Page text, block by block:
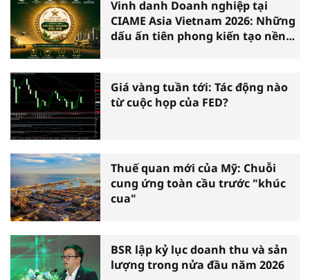
Vinh danh Doanh nghiệp tại
CIAME Asia Vietnam 2026: Những
dấu ấn tiên phong kiến tạo nền
Giá vàng tuần tới: Tác động nào
từ cuộc họp của FED?
Thuế quan mới của Mỹ: Chuỗi
cung ứng toàn cầu trước "khúc
cua"
BSR lập kỷ lục doanh thu và sản
lượng trong nửa đầu năm 2026